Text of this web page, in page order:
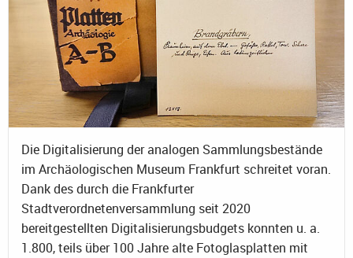
Die Digitalisierung der analogen Sammlungsbestände
im Archäologischen Museum Frankfurt schreitet voran.
Dank des durch die Frankfurter
Stadtverordnetenversammlung seit 2020
bereitgestellten Digitalisierungsbudgets konnten u. a.
1.800, teils über 100 Jahre alte Fotoglasplatten mit